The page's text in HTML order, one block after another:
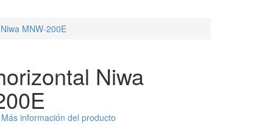
MNW-200E
Niwa
Más información del producto